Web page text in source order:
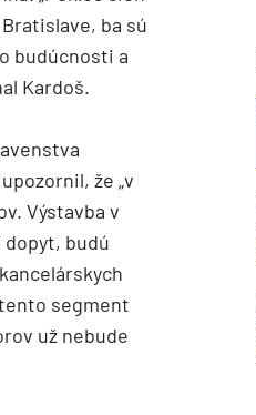
ba sú
budúcnosti a
Kardoš.
že „v
Výstavba v
dopyt, budú
segment
už nebude